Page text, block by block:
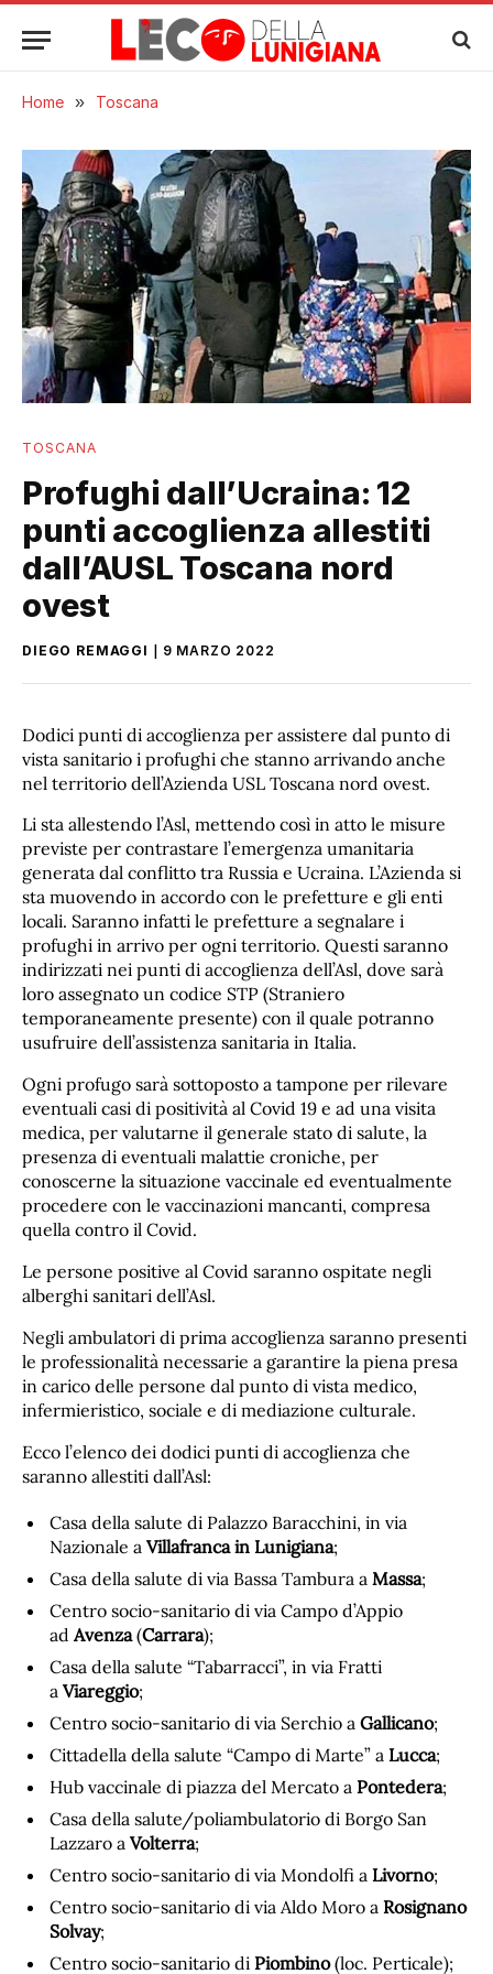
Home » Toscana
TOSCANA
Profughi dall’Ucraina: 12
punti accoglienza allestiti
dall’AUSL Toscana nord
ovest
DIEGO REMAGGI 9 MARZO 2022
Dodici punti di accoglienza per assistere dal punto di
vista sanitario i profughi che stanno arrivando anche
nel territorio dell’Azienda USL Toscana nord ovest.
Li sta allestendo l’Asl, mettendo così in atto le misure
previste per contrastare l’emergenza umanitaria
generata dal conflitto tra Russia e Ucraina. L’Azienda si
sta muovendo in accordo con le prefetture e gli enti
locali. Saranno infatti le prefetture a segnalare i
profughi in arrivo per ogni territorio. Questi saranno
indirizzati nei punti di accoglienza dell’Asl, dove sarà
loro assegnato un codice STP (Straniero
temporaneamente presente) con il quale potranno
usufruire dell’assistenza sanitaria in Italia.
Ogni profugo sarà sottoposto a tampone per rilevare
eventuali casi di positività al Covid 19 e ad una visita
medica, per valutarne il generale stato di salute, la
presenza di eventuali malattie croniche, per
conoscerne la situazione vaccinale ed eventualmente
procedere con le vaccinazioni mancanti, compresa
quella contro il Covid.
Le persone positive al Covid saranno ospitate negli
alberghi sanitari dell’Asl.
Negli ambulatori di prima accoglienza saranno presenti
le professionalità necessarie a garantire la piena presa
in carico delle persone dal punto di vista medico,
infermieristico, sociale e di mediazione culturale.
Ecco l’elenco dei dodici punti di accoglienza che
saranno allestiti dall’Asl:
Casa della salute di Palazzo Baracchini, in via
Nazionale a Villafranca in Lunigiana;
Casa della salute di via Bassa Tambura a Massa;
Centro socio-sanitario di via Campo d’Appio
adAvenza(Carrara);
Casa della salute “Tabarracci”, in via Fratti
a Viareggio;
Centro socio-sanitario di via Serchio a Gallicano;
Cittadella della salute “Campo di Marte” a Lucca;
Hub vaccinale di piazza del Mercato a Pontedera;
Casa della salute/poliambulatorio di Borgo San
Lazzaro a Volterra;
Centro socio-sanitario di via Mondolfi a Livorno;
Centro socio-sanitario di via Aldo Moro a Rosignano
Solvay;
Centro socio-sanitario di Piombino(loc. Perticale);